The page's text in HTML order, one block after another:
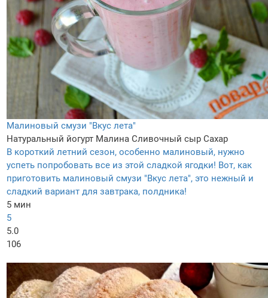
Малиновый смузи "Вкус лета"
Натуральный йогурт Малина Сливочный сыр Сахар
В короткий летний сезон, особенно малиновый, нужно
успеть попробовать все из этой сладкой ягодки! Вот, как
приготовить малиновый смузи "Вкус лета", это нежный и
сладкий вариант для завтрака, полдника!
5 мин
5
5.0
106